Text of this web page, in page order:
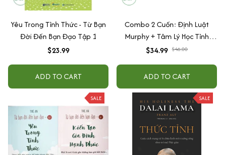
Yêu Trong Tỉnh Thức - Từ Bạn
Đời Đến Bạn Đạo Tập 1
$23.99
ADD TO CART
Combo 2 Cuốn: Định Luật
Murphy + Tâm Lý Học Tỉnh
Thức (Sbook)
$34.99 $46.00
ADD TO CART
SALE SALE